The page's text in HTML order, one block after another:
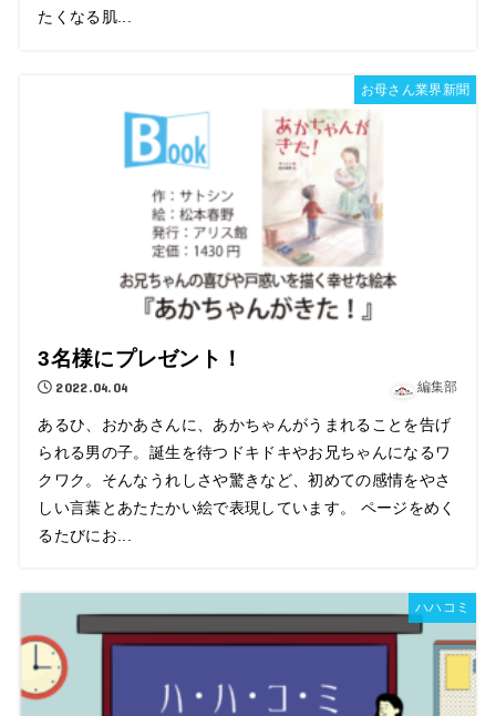
たくなる肌...
お母さん業界新聞
3名様にプレゼント！
2022.04.04 編集部
あるひ、おかあさんに、あかちゃんがうまれることを告げ
られる男の子。誕生を待つドキドキやお兄ちゃんになるワ
クワク。そんなうれしさや驚きなど、初めての感情をやさ
しい言葉とあたたかい絵で表現しています。 ページをめく
るたびにお...
ハハコミ